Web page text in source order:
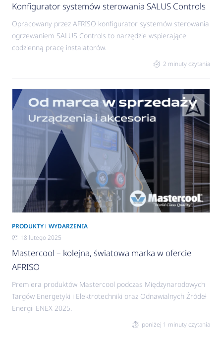
Konfigurator systemów sterowania SALUS Controls
Opracowany przez AFRISO konfigurator systemów sterowania
ogrzewaniem SALUS Controls to narzędzie wspierające
codzienną pracę instalatorów.
2 minuty czytania
PRODUKTY WYDARZENIA
18 lutego 2025
Mastercool – kolejna, światowa marka w ofercie
AFRISO
Premiera produktów Mastercool podczas Międzynarodowych
Targów Energetyki i Elektrotechniki oraz Odnawialnych Źródeł
Energii ENEX 2025.
poniżej 1 minuty czytania